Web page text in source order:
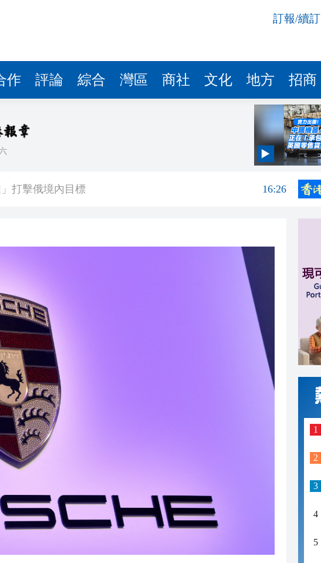
訂報/續訂
作 評論 綜合 灣區 商社 文化 地方 招商
表港股！營收暴漲1786倍背後：資不抵債，9.9億元對 16:41
打擊俄境內目標
16:26
上邨四旬男子墮斃
育消費季系列活動啟動